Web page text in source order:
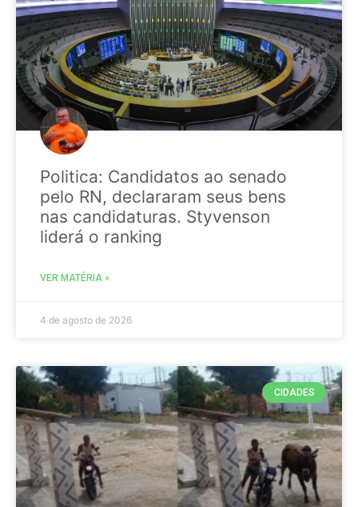
Politica: Candidatos ao senado
pelo RN, declararam seus bens
nas candidaturas. Styvenson
liderá o ranking
VER MATÉRIA »
4 de agosto de 2026
CIDADES